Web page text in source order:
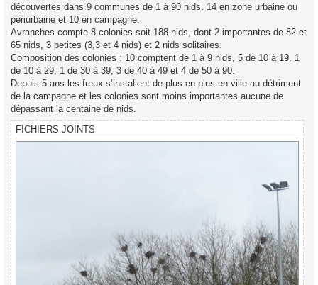
découvertes dans 9 communes de 1 à 90 nids, 14 en zone urbaine ou
périurbaine et 10 en campagne.
Avranches compte 8 colonies soit 188 nids, dont 2 importantes de 82 et
65 nids, 3 petites (3,3 et 4 nids) et 2 nids solitaires.
Composition des colonies : 10 comptent de 1 à 9 nids, 5 de 10 à 19, 1
de 10 à 29, 1 de 30 à 39, 3 de 40 à 49 et 4 de 50 à 90.
Depuis 5 ans les freux s’installent de plus en plus en ville au détriment
de la campagne et les colonies sont moins importantes aucune de
dépassant la centaine de nids.
FICHIERS JOINTS